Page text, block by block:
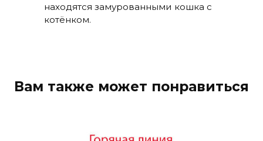
находятся замурованными кошка с
котёнком.
Вам также может понравиться